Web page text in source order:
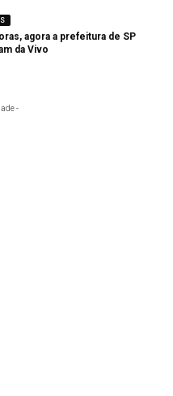
agora a prefeitura de SP
da Vivo
-